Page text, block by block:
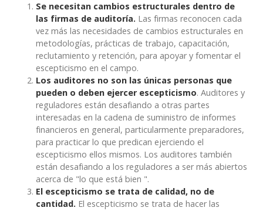
Se necesitan cambios estructurales dentro de
las firmas de auditoría. Las firmas reconocen cada
vez más las necesidades de cambios estructurales en
metodologías, prácticas de trabajo, capacitación,
reclutamiento y retención, para apoyar y fomentar el
escepticismo en el campo.
Los auditores no son las únicas personas que
pueden o deben ejercer escepticismo. Auditores y
reguladores están desafiando a otras partes
interesadas en la cadena de suministro de informes
financieros en general, particularmente preparadores,
para practicar lo que predican ejerciendo el
escepticismo ellos mismos. Los auditores también
están desafiando a los reguladores a ser más abiertos
acerca de "lo que está bien ".
El escepticismo se trata de calidad, no de
cantidad. El escepticismo se trata de hacer las